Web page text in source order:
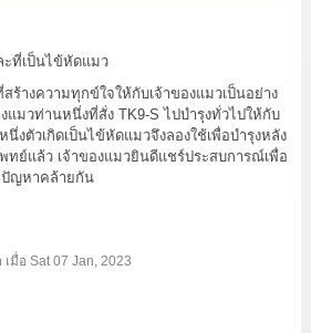
ที่เป็นไข้หัดแมว
ร้างความทุกข์ใจให้กับเจ้าของแมวเป็นอย่าง
แมวท่านหนึ่งที่สั่ง TK9-S ไปบำรุงทั่วไปให้กับ
งตัวเกิดเป็นไข้หัดแมวจึงลองใช้เพื่อบำรุงหลัง
ทย์แล้ว เจ้าของแมวยินดีแชร์ประสบการณ์เพื่อ
ปัญหาคล้ายกัน
เมื่อ Sat 07 Jan, 2023